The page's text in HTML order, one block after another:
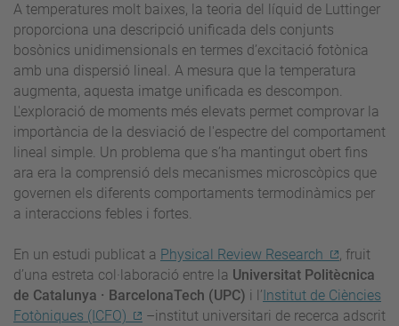
A temperatures molt baixes, la teoria del líquid de Luttinger
proporciona una descripció unificada dels conjunts
bosònics unidimensionals en termes d’excitació fotònica
amb una dispersió lineal. A mesura que la temperatura
augmenta, aquesta imatge unificada es descompon.
L'exploració de moments més elevats permet comprovar la
importància de la desviació de l'espectre del comportament
lineal simple. Un problema que s’ha mantingut obert fins
ara era la comprensió dels mecanismes microscòpics que
governen els diferents comportaments termodinàmics per
a interaccions febles i fortes.
En un estudi publicat a Physical Review Research
, fruit
d’una estreta col·laboració entre la Universitat Politècnica
de Catalunya · BarcelonaTech (UPC) i l’ Institut de Ciències
Fotòniques (ICFO)
–institut universitari de recerca adscrit